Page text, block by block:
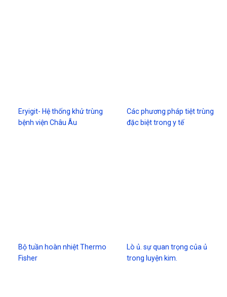
Eryigit- Hệ thống khử trùng
bệnh viện Châu Âu
Các phương pháp tiệt trùng
đặc biệt trong y tế
Bộ tuần hoàn nhiệt Thermo
Fisher
Lò ủ. sự quan trọng của ủ
trong luyện kim.